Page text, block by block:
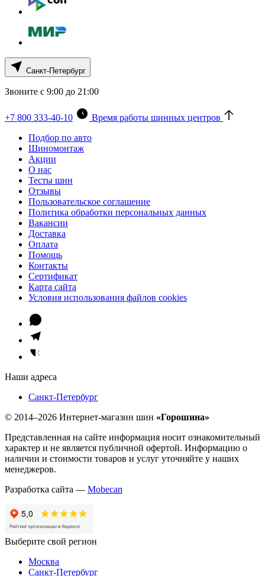
Санкт-Петербург
Звоните с 9:00 до 21:00
+7 800 333-40-10
Время работы шинных центров
Подбор по авто
Шиномонтаж
Акции
О нас
Тесты шин
Отзывы
Пользовательское соглашение
Политика обработки персональных данных
Вакансии
Доставка
Оплата
Помощь
Контакты
Сертификат
Карта сайта
Условия использования файлов cookies
Наши адреса
Санкт-Петербург
© 2014–2026 Интернет-магазин шин «Горошина»
Представленная на сайте информация носит ознакомительный
характер и не является публичной офертой. Информацию о
наличии и стоимости товаров и услуг уточняйте у наших
менеджеров.
Разработка сайта — Mobecan
Выберите свой регион
Москва
Санкт-Петербург